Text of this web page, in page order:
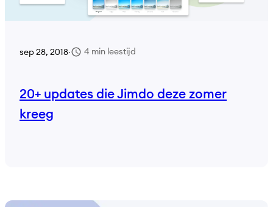
sep 28, 2018· 4 min leestijd
20+ updates die Jimdo deze zomer
kreeg